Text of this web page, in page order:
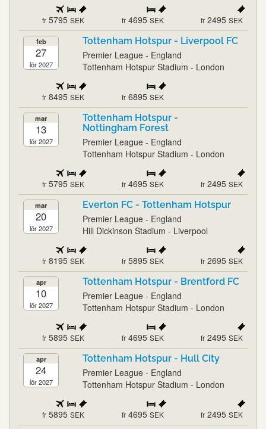
fr 5795 SEK fr 4695 SEK fr 2495 SEK
feb
27
lör 2027
Tottenham Hotspur - Liverpool FC
Premier League - England
Tottenham Hotspur Stadium - London
fr 8495 SEK fr 6895 SEK
mar
13
lör 2027
Tottenham Hotspur -
Nottingham Forest
Premier League - England
Tottenham Hotspur Stadium - London
fr 5795 SEK fr 4695 SEK fr 2495 SEK
mar
20
lör 2027
Everton FC - Tottenham Hotspur
Premier League - England
Hill Dickinson Stadium - Liverpool
fr 8195 SEK fr 5895 SEK fr 2695 SEK
apr
10
lör 2027
Tottenham Hotspur - Brentford FC
Premier League - England
Tottenham Hotspur Stadium - London
fr 5895 SEK fr 4695 SEK fr 2495 SEK
apr
24
lör 2027
Tottenham Hotspur - Hull City
Premier League - England
Tottenham Hotspur Stadium - London
fr 5895 SEK fr 4695 SEK fr 2495 SEK